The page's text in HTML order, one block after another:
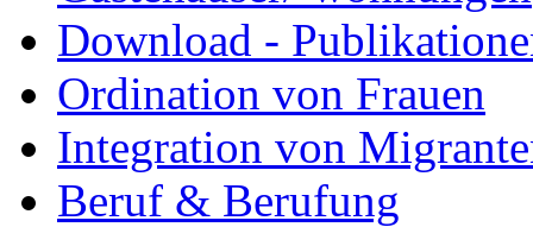
Download -
Ordination von Frauen
Integration von
Beruf & Berufung